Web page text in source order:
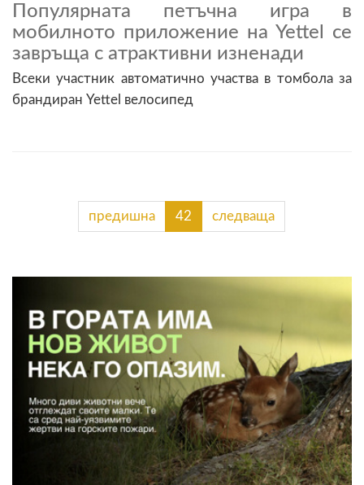
Популярната петъчна игра в
мобилното приложение на Yettel се
завръща с атрактивни изненади
Всеки участник автоматично участва в томбола за
брандиран Yettel велосипед
предишна 42 следваща